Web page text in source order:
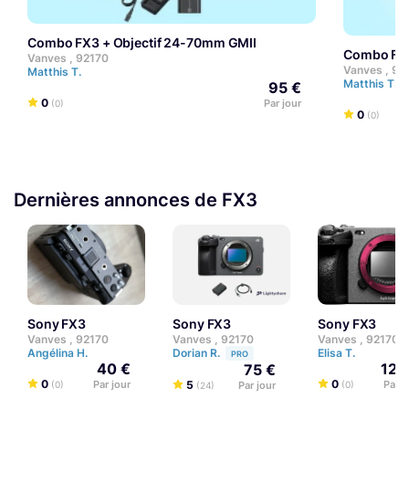
Combo FX3 + Objectif 24-70mm GMII
Vanves , 92170
Matthis T.
0 (0)
95 €
Par jour
Combo
Vanves ,
Matthis T.
0 (0)
Dernières annonces de FX3
Sony FX3
Vanves , 92170
Angélina H.
0 (0)
40 €
Par jour
Sony FX3
Vanves , 92170
Dorian R.
PRO
5 (24)
75 €
Par jour
Sony FX3
Vanves , 92170
Elisa T.
0 (0) Par